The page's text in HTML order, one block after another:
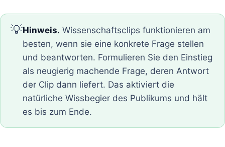
💡Hinweis. Wissenschaftsclips funktionieren am
besten, wenn sie eine konkrete Frage stellen
und beantworten. Formulieren Sie den Einstieg
als neugierig machende Frage, deren Antwort
der Clip dann liefert. Das aktiviert die
natürliche Wissbegier des Publikums und hält
es bis zum Ende.